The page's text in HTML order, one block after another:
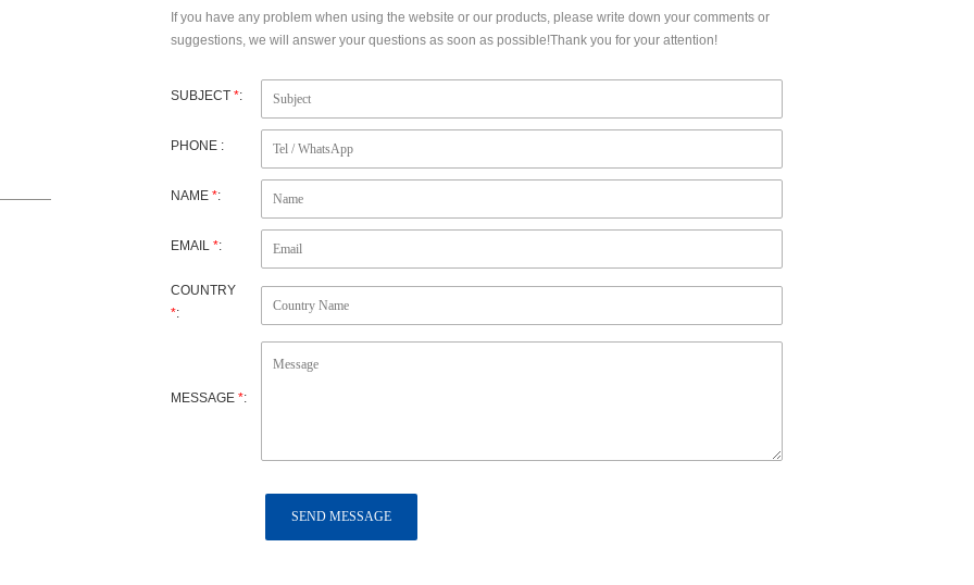
If you have any problem when using the website or our products, please write down your comments or
suggestions, we will answer your questions as soon as possible!Thank you for your attention!
SUBJECT *:
PHONE :
NAME *:
EMAIL *:
COUNTRY
*:
MESSAGE *: